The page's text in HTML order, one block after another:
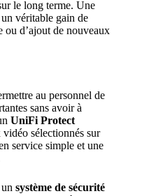
le long terme. Une
véritable gain de
ou d’ajout de nouveaux
au personnel de
sans avoir à
UniFi Protect
sélectionnés sur
service simple et une
système de sécurité